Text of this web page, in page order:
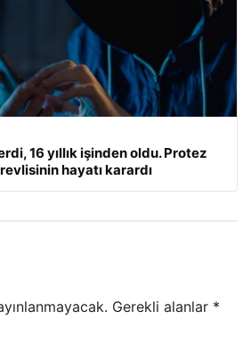
16 yıllık işinden oldu. Protez
hayatı karardı
Gerekli alanlar *